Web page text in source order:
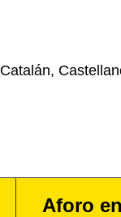
Catalán,
Aforo en